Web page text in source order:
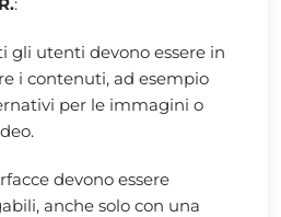
gli utenti devono essere in
i contenuti, ad esempio
per le immagini o
devono essere
anche solo con una